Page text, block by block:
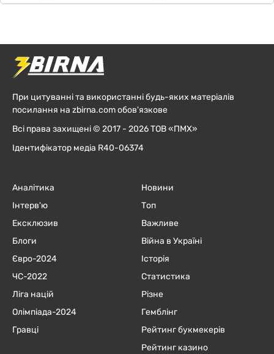
При цитуванні та використанні будь-яких матеріалів
посилання на zbirna.com обов'язкове
Всі права захищені © 2017 - 2026 ТОВ «ПМХ»
Ідентифікатор медіа R40-06374
Аналітика
Інтерв'ю
Ексклюзив
Блоги
Євро-2024
ЧC-2022
Ліга націй
Олімпіада-2024
Гравці
Новини
Топ
Важливе
Війна в Україні
Історія
Статистика
Різне
Гемблінг
Рейтинг букмекерів
Рейтинг казино